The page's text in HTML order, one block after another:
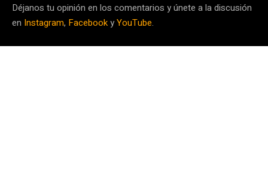
Déjanos tu opinión en los comentarios y únete a la discusión
en Instagram, FacebookyYouTube.